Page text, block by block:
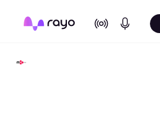
On Air Podcasts